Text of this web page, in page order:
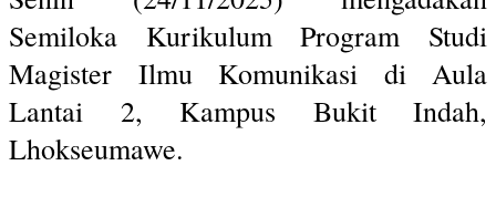
Semiloka Kurikulum Program Studi
Magister Ilmu Komunikasi di Aula
Lantai 2, Kampus Bukit Indah,
Lhokseumawe.